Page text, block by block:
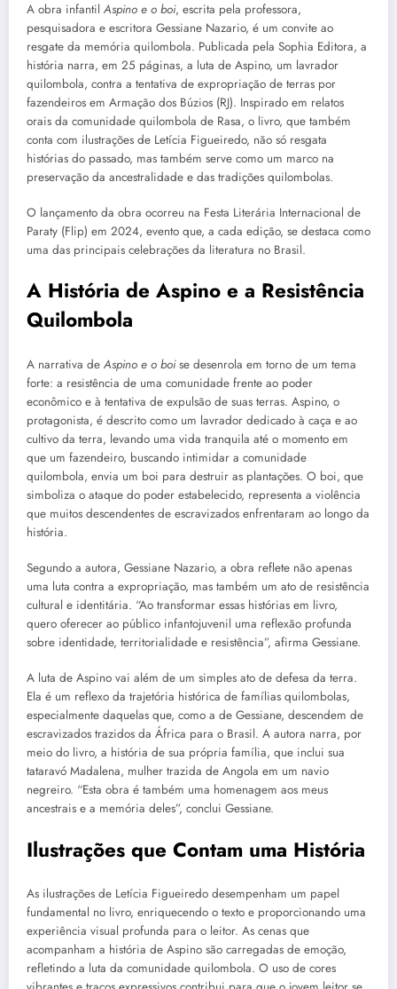
A obra infantil Aspino e o boi, escrita pela professora,
pesquisadora e escritora Gessiane Nazario, é um convite ao
resgate da memória quilombola. Publicada pela Sophia Editora, a
história narra, em 25 páginas, a luta de Aspino, um lavrador
quilombola, contra a tentativa de expropriação de terras por
fazendeiros em Armação dos Búzios (RJ). Inspirado em relatos
orais da comunidade quilombola de Rasa, o livro, que também
conta com ilustrações de Letícia Figueiredo, não só resgata
histórias do passado, mas também serve como um marco na
preservação da ancestralidade e das tradições quilombolas.
O lançamento da obra ocorreu na Festa Literária Internacional de
Paraty (Flip) em 2024, evento que, a cada edição, se destaca como
uma das principais celebrações da literatura no Brasil.
A História de Aspino e a Resistência
Quilombola
A narrativa de Aspino e o boise desenrola em torno de um tema
forte: a resistência de uma comunidade frente ao poder
econômico e à tentativa de expulsão de suas terras. Aspino, o
protagonista, é descrito como um lavrador dedicado à caça e ao
cultivo da terra, levando uma vida tranquila até o momento em
que um fazendeiro, buscando intimidar a comunidade
quilombola, envia um boi para destruir as plantações. O boi, que
simboliza o ataque do poder estabelecido, representa a violência
que muitos descendentes de escravizados enfrentaram ao longo da
história.
Segundo a autora, Gessiane Nazario, a obra reflete não apenas
uma luta contra a expropriação, mas também um ato de resistência
cultural e identitária. “Ao transformar essas histórias em livro,
quero oferecer ao público infantojuvenil uma reflexão profunda
sobre identidade, territorialidade e resistência”, afirma Gessiane.
A luta de Aspino vai além de um simples ato de defesa da terra.
Ela é um reflexo da trajetória histórica de famílias quilombolas,
especialmente daquelas que, como a de Gessiane, descendem de
escravizados trazidos da África para o Brasil. A autora narra, por
meio do livro, a história de sua própria família, que inclui sua
tataravó Madalena, mulher trazida de Angola em um navio
negreiro. “Esta obra é também uma homenagem aos meus
ancestrais e a memória deles”, conclui Gessiane.
Ilustrações que Contam uma História
As ilustrações de Letícia Figueiredo desempenham um papel
fundamental no livro, enriquecendo o texto e proporcionando uma
experiência visual profunda para o leitor. As cenas que
acompanham a história de Aspino são carregadas de emoção,
refletindo a luta da comunidade quilombola. O uso de cores